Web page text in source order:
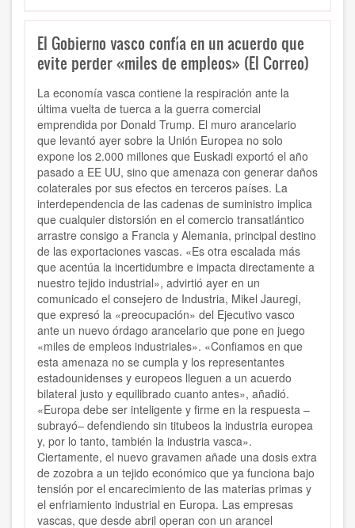
El Gobierno vasco confía en un acuerdo que
evite perder «miles de empleos» (El Correo)
La economía vasca contiene la respiración ante la
última vuelta de tuerca a la guerra comercial
emprendida por Donald Trump. El muro arancelario
que levantó ayer sobre la Unión Europea no solo
expone los 2.000 millones que Euskadi exportó el año
pasado a EE UU, sino que amenaza con generar daños
colaterales por sus efectos en terceros países. La
interdependencia de las cadenas de suministro implica
que cualquier distorsión en el comercio transatlántico
arrastre consigo a Francia y Alemania, principal destino
de las exportaciones vascas. «Es otra escalada más
que acentúa la incertidumbre e impacta directamente a
nuestro tejido industrial», advirtió ayer en un
comunicado el consejero de Industria, Mikel Jauregi,
que expresó la «preocupación» del Ejecutivo vasco
ante un nuevo órdago arancelario que pone en juego
«miles de empleos industriales». «Confiamos en que
esta amenaza no se cumpla y los representantes
estadounidenses y europeos lleguen a un acuerdo
bilateral justo y equilibrado cuanto antes», añadió.
«Europa debe ser inteligente y firme en la respuesta –
subrayó– defendiendo sin titubeos la industria europea
y, por lo tanto, también la industria vasca».
Ciertamente, el nuevo gravamen añade una dosis extra
de zozobra a un tejido económico que ya funciona bajo
tensión por el encarecimiento de las materias primas y
el enfriamiento industrial en Europa. Las empresas
vascas, que desde abril operan con un arancel